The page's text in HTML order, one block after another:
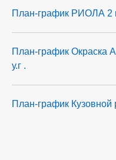
План-график РИОЛА 2
План-график Окраска
у.г .
План-график Кузовной